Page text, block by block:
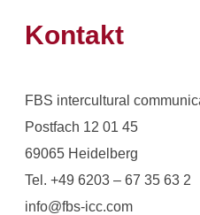
Kontakt
FBS intercultural
Postfach 12 01 45
69065 Heidelberg
Tel. +49 6203 – 67 35 63 2
info@fbs-icc.com